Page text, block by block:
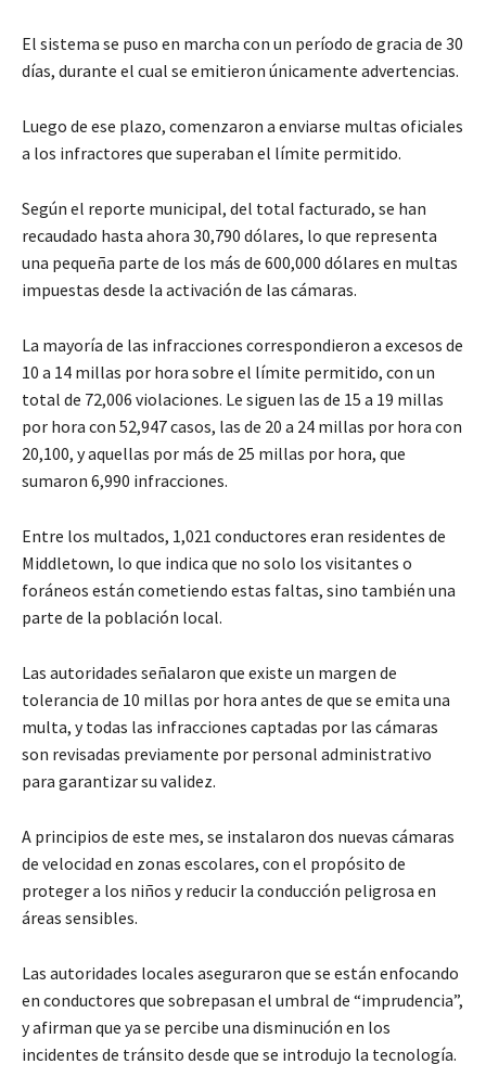
El sistema se puso en marcha con un período de gracia de 30
días, durante el cual se emitieron únicamente advertencias.
Luego de ese plazo, comenzaron a enviarse multas oficiales
a los infractores que superaban el límite permitido.
Según el reporte municipal, del total facturado, se han
recaudado hasta ahora 30,790 dólares, lo que representa
una pequeña parte de los más de 600,000 dólares en multas
impuestas desde la activación de las cámaras.
La mayoría de las infracciones correspondieron a excesos de
10 a 14 millas por hora sobre el límite permitido, con un
total de 72,006 violaciones. Le siguen las de 15 a 19 millas
por hora con 52,947 casos, las de 20 a 24 millas por hora con
20,100, y aquellas por más de 25 millas por hora, que
sumaron 6,990 infracciones.
Entre los multados, 1,021 conductores eran residentes de
Middletown, lo que indica que no solo los visitantes o
foráneos están cometiendo estas faltas, sino también una
parte de la población local.
Las autoridades señalaron que existe un margen de
tolerancia de 10 millas por hora antes de que se emita una
multa, y todas las infracciones captadas por las cámaras
son revisadas previamente por personal administrativo
para garantizar su validez.
A principios de este mes, se instalaron dos nuevas cámaras
de velocidad en zonas escolares, con el propósito de
proteger a los niños y reducir la conducción peligrosa en
áreas sensibles.
Las autoridades locales aseguraron que se están enfocando
en conductores que sobrepasan el umbral de “imprudencia”,
y afirman que ya se percibe una disminución en los
incidentes de tránsito desde que se introdujo la tecnología.